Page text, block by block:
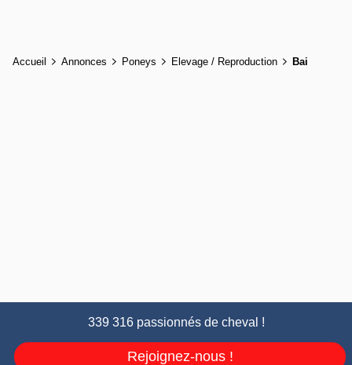
Accueil Annonces Poneys Elevage / Reproduction Bai
339 316 passionnés de cheval !
Rejoignez-nous !